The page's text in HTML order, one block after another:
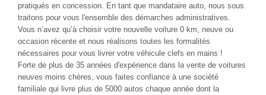
pratiqués en concession. En tant que mandataire auto, nous sous
traitons pour vous l'ensemble des démarches administratives.
Vous n’avez qu’à choisir votre nouvelle voiture 0 km, neuve ou
occasion récente et nous réalisons toutes les formalités
nécessaires pour vous livrer votre véhicule clefs en mains !
Forte de plus de 35 années d'expérience dans la vente de voitures
neuves moins chères, vous faites confiance à une société
familiale qui livre plus de 5000 autos chaque année dont la